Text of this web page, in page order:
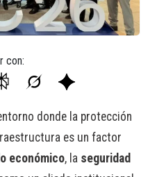
con:
donde la protección
es un factor
económico, la seguridad